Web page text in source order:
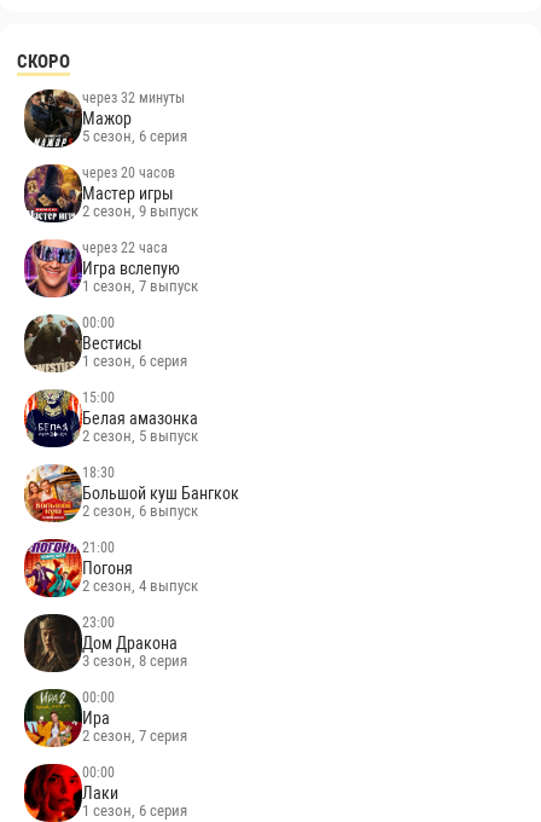
СКОРО
через 32 минуты
Мажор
5 сезон, 6 серия
через 20 часов
Мастер игры
2 сезон, 9 выпуск
через 22 часа
Игра вслепую
1 сезон, 7 выпуск
00:00
Вестисы
1 сезон, 6 серия
15:00
Белая амазонка
2 сезон, 5 выпуск
18:30
Большой куш Бангкок
2 сезон, 6 выпуск
21:00
Погоня
2 сезон, 4 выпуск
23:00
Дом Дракона
3 сезон, 8 серия
00:00
Ира
2 сезон, 7 серия
00:00
Лаки
1 сезон, 6 серия